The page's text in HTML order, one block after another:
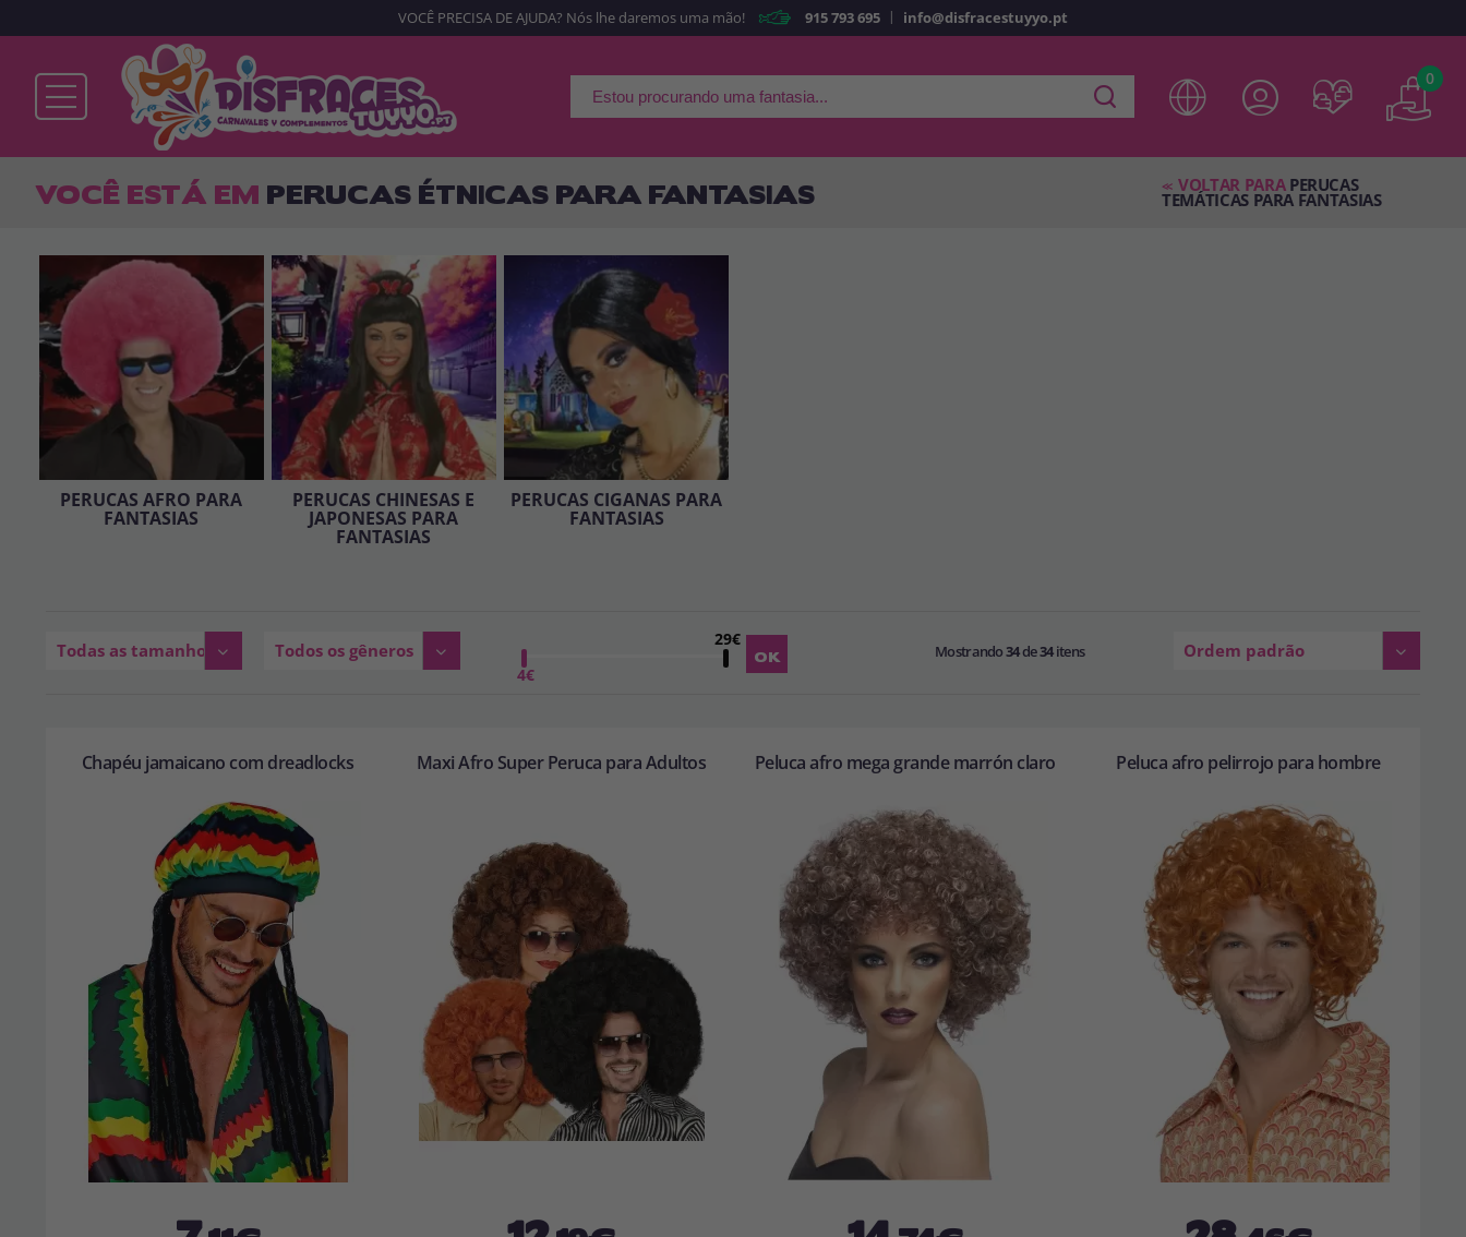
Já sou cliente Sou novo
suas operações anteriores.
VOCÊ PRECISA DE AJUDA? Nós lhe daremos uma mão! 915 793 695 | info@disfracestuyyo.pt
0
VOCÊ ESTÁ EM PERUCAS ÉTNICAS PARA FANTASIAS << VOLTAR PARA PERUCAS
TEMÁTICAS PARA FANTASIAS
PERUCAS AFRO PARA
FANTASIAS
PERUCAS CHINESAS E
JAPONESAS PARA
FANTASIAS
PERUCAS CIGANAS PARA
FANTASIAS
Todas as tamanhos Todos os gêneros
4€
29€
Mostrando34de34itens Ordem padrão
Chapéu jamaicano com dreadlocks Maxi Afro Super Peruca para Adultos Peluca afro mega grande marrón claro Peluca afro pelirrojo para hombre